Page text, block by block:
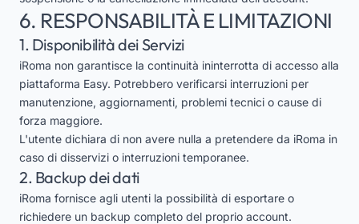
6. RESPONSABILITÀ E LIMITAZIONI
1. Disponibilità dei Servizi
iRoma non garantisce la continuità ininterrotta di accesso alla
piattaforma Easy. Potrebbero verificarsi interruzioni per
manutenzione, aggiornamenti, problemi tecnici o cause di
forza maggiore.
L'utente dichiara di non avere nulla a pretendere da iRoma in
caso di disservizi o interruzioni temporanee.
2. Backup dei dati
iRoma fornisce agli utenti la possibilità di esportare o
richiedere un backup completo del proprio account.